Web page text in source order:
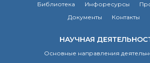
Библиотека
Инфоресурсы
Документы
Контакты
НАУЧНАЯ
Основные направления